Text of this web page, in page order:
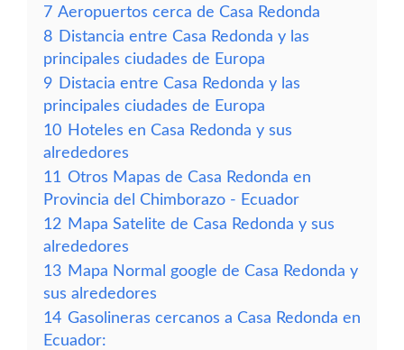
7 Aeropuertos cerca de Casa Redonda
8 Distancia entre Casa Redonda y las
principales ciudades de Europa
9 Distacia entre Casa Redonda y las
principales ciudades de Europa
10 Hoteles en Casa Redonda y sus
alrededores
11 Otros Mapas de Casa Redonda en
Provincia del Chimborazo - Ecuador
12 Mapa Satelite de Casa Redonda y sus
alrededores
13 Mapa Normal google de Casa Redonda y
sus alrededores
14 Gasolineras cercanos a Casa Redonda en
Ecuador: